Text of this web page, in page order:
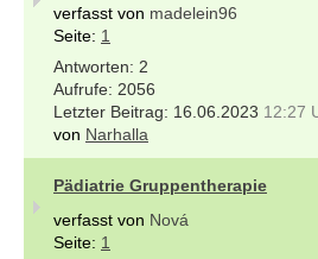
verfasst von madelein96
Seite: 1
2
2056
16.06.2023 12:27
von Narhalla
Pädiatrie Gruppentherapie
verfasst von Nová
Seite: 1